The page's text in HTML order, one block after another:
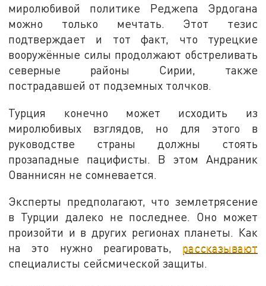
миролюбивой политике Реджепа Эрдогана
можно только мечтать. Этот тезис
подтверждает и тот факт, что турецкие
вооружённые силы продолжают обстреливать
северные районы Сирии, также
пострадавшей от подземных толчков.
Турция конечно может исходить из
миролюбивых взглядов, но для этого в
руководстве страны должны стоять
прозападные пацифисты. В этом Андраник
Ованнисян не сомневается.
Эксперты предполагают, что землетрясение
в Турции далеко не последнее. Оно может
произойти и в других регионах планеты. Как
на это нужно реагировать, рассказывают
специалисты сейсмической защиты.